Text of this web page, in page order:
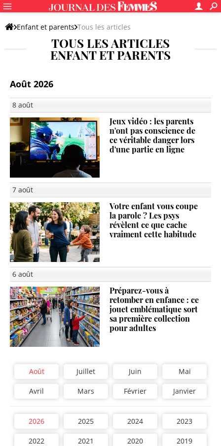
Enfant et parents Tous les articles
TOUS LES ARTICLES
ENFANT ET PARENTS
Août 2026
8 août
Jeux vidéo : les parents
n'ont pas conscience de
ce véritable danger lors
d'une partie en ligne
7 août
Votre enfant vous coupe
la parole ? Les psys
révèlent ce que cache
vraiment cette habitude
6 août
Préparez-vous à
retomber en enfance : ce
jouet emblématique sort
sa première collection
pour adultes
Août Juillet Juin Mai
Avril Mars Février Janvier
2026 2025 2024 2023
2022 2021 2020 2019